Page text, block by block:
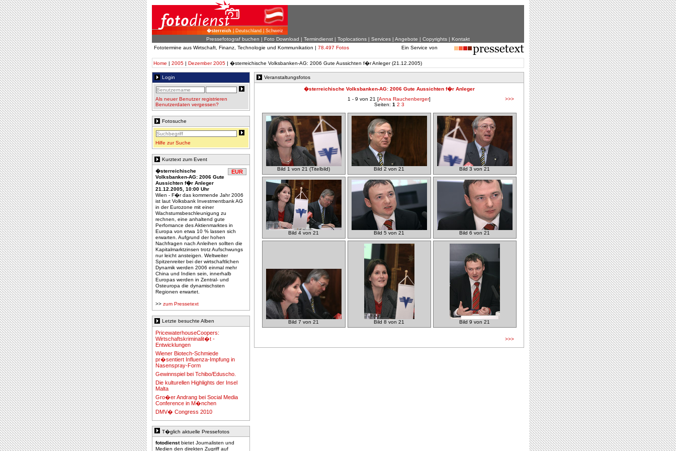
�sterreich| Deutschland | Schweiz
Pressefotograf buchen | Foto Download | Termindienst | Toplocations | Services | Angebote | Copyrights | Kontakt
Fototermine aus Wirtschaft, Finanz, Technologie und Kommunikation | 78.497 Fotos Ein Service von
Home | 2005 | Dezember 2005 | �sterreichische Volksbanken-AG: 2006 Gute Aussichten f�r Anleger (21.12.2005)
Login
Als neuer Benutzer registrieren
Benutzerdaten vergessen?
Fotosuche
Hilfe zur Suche
Kurztext zum Event
EUR
�sterreichische
Volksbanken-AG: 2006 Gute
Aussichten f�r Anleger
21.12.2005, 10:00 Uhr
Wien - F�r das kommende Jahr 2006
ist laut Volksbank Investmentbank AG
in der Eurozone mit einer
Wachstumsbeschleunigung zu
rechnen, eine anhaltend gute
Perfomance des Aktienmarktes in
Europa von etwa 10 % lassen sich
erwarten. Aufgrund der hohen
Nachfragen nach Anleihen sollten die
Kapitalmarktzinsen trotz Aufschwungs
nur leicht ansteigen. Weltweiter
Spitzenreiter bei der wirtschaftlichen
Dynamik werden 2006 einmal mehr
China und Indien sein, innerhalb
Europas werden in Zentral- und
Osteuropa die dynamischsten
Regionen erwartet.
>> zum Pressetext
Letzte besuchte Alben
PricewaterhouseCoopers:
Wirtschaftskriminalit�t -
Entwicklungen
Wiener Biotech-Schmiede
pr�sentiert Influenza-Impfung in
Nasenspray-Form
Gewinnspiel bei Tchibo/Eduscho.
Die kulturellen Highlights der Insel
Malta
Gro�er Andrang bei Social Media
Conference in M�nchen
DMV� Congress 2010
T�glich aktuelle Pressefotos
fotodienstbietet Journalisten und
Medien den direkten Zugriff auf
Veranstaltungsfotos
�sterreichische Volksbanken-AG: 2006 Gute Aussichten f�r Anleger
1 - 9 von 21 [Anna Rauchenberger]
Seiten: 1 2 3
>>>
Bild 1 von 21 (Titelbild) Bild 2 von 21 Bild 3 von 21
Bild 4 von 21 Bild 5 von 21 Bild 6 von 21
Bild 7 von 21 Bild 8 von 21 Bild 9 von 21
>>>